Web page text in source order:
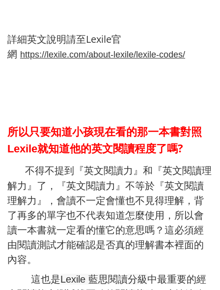
詳細英文說明請至Lexile官
網 https://lexile.com/about-lexile/lexile-codes/
所以只要知道小孩現在看的那一本書對照
Lexile就知道他的英文閱讀程度了嗎?
不得不提到『英文閱讀力』和『英文閱讀理
解力』了，『英文閱讀力』不等於『英文閱讀
理解力』，會讀不一定會懂也不見得理解，背
了再多的單字也不代表知道怎麼使用，所以會
讀一本書就一定看的懂它的意思嗎 ？ 這必須經
由閱讀測試才能確認是否真的理解書本裡面的
內容。
這也是Lexile 藍思閱讀分級中最重要的經